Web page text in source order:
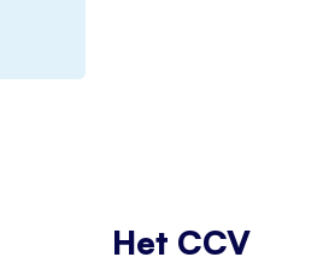
Het CCV